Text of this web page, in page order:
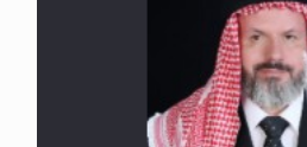
لثلاثة طلاب من مدرسة الحفظ